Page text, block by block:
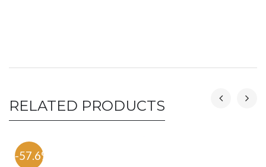
RELATED PRODUCTS
-57.6%